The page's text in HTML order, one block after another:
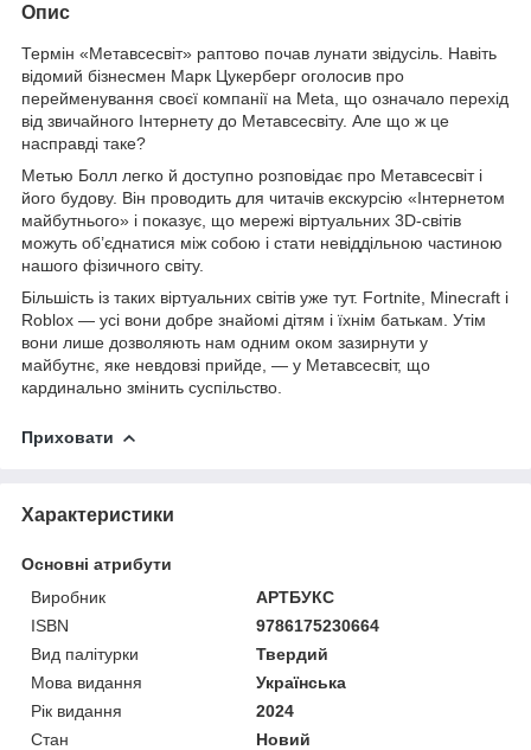
Опис
Термін «Метавсесвіт» раптово почав лунати звідусіль. Навіть
відомий бізнесмен Марк Цукерберг оголосив про
перейменування своєї компанії на Meta, що означало перехід
від звичайного Інтернету до Метавсесвіту. Але що ж це
насправді таке?
Метью Болл легко й доступно розповідає про Метавсесвіт і
його будову. Він проводить для читачів екскурсію «Інтернетом
майбутнього» і показує, що мережі віртуальних 3D-світів
можуть об’єднатися між собою і стати невіддільною частиною
нашого фізичного світу.
Більшість із таких віртуальних світів уже тут. Fortnite, Minecraft і
Roblox — усі вони добре знайомі дітям і їхнім батькам. Утім
вони лише дозволяють нам одним оком зазирнути у
майбутнє, яке невдовзі прийде, — у Метавсесвіт, що
кардинально змінить суспільство.
Приховати
Характеристики
Основні атрибути
Виробник
АРТБУКС
ISBN
9786175230664
Вид палітурки
Твердий
Мова видання
Українська
Рік видання
2024
Стан
Новий